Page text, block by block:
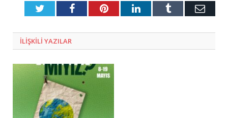
TwitterFacebookPinterestLinkedInTumblr E-
ILIŞKILI YAZILAR